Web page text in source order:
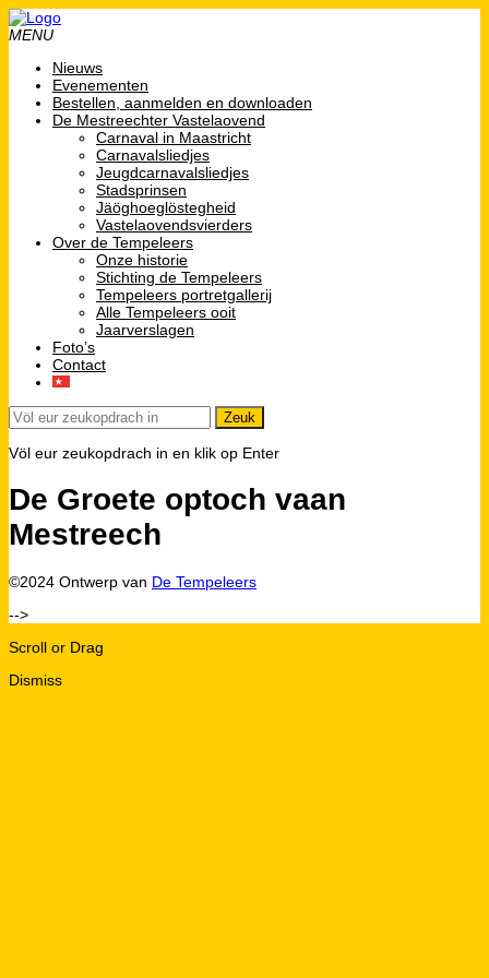
MENU
Nieuws
Evenementen
Bestellen, aanmelden en downloaden
De Mestreechter Vastelaovend
Carnaval in Maastricht
Carnavalsliedjes
Jeugdcarnavalsliedjes
Stadsprinsen
Jäöghoeglöstegheid
Vastelaovendsvierders
Over de Tempeleers
Onze historie
Stichting de Tempeleers
Tempeleers portretgallerij
Alle Tempeleers ooit
Jaarverslagen
Foto’s
Contact
Völ eur zeukopdrach in en klik op Enter
De Groete optoch vaan
Mestreech
©2024 Ontwerp van De Tempeleers
-->
Scroll or Drag
Dismiss